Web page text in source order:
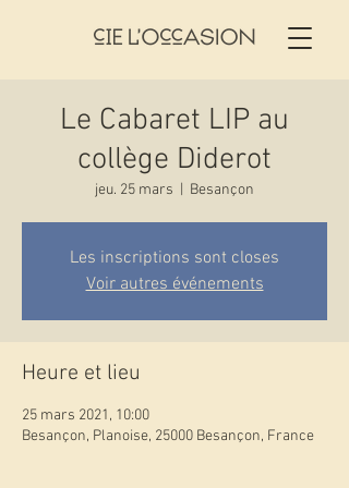
Le Cabaret LIP au
collège Diderot
jeu. 25 mars Besançon
Les inscriptions sont closes
Voir autres événements
Heure et lieu
25 mars 2021, 10:00
Besançon, Planoise, 25000 Besançon, France